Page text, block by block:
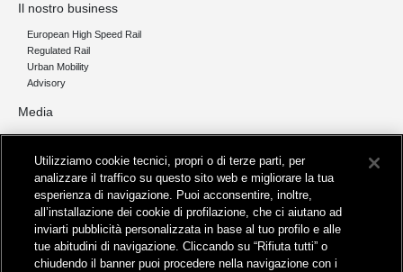
Il nostro business
European High Speed Rail
Regulated Rail
Urban Mobility
Advisory
Media
News
Contatti
Sede legale
Utilizziamo cookie tecnici, propri o di terze parti, per
analizzare il traffico su questo sito web e migliorare la tua
esperienza di navigazione. Puoi acconsentire, inoltre,
all’installazione dei cookie di profilazione, che ci aiutano ad
inviarti pubblicità personalizzata in base al tuo profilo e alle
tue abitudini di navigazione. Cliccando su “Rifiuta tutti” o
chiudendo il banner puoi procedere nella navigazione con i